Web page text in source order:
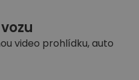
video prohlídku, auto